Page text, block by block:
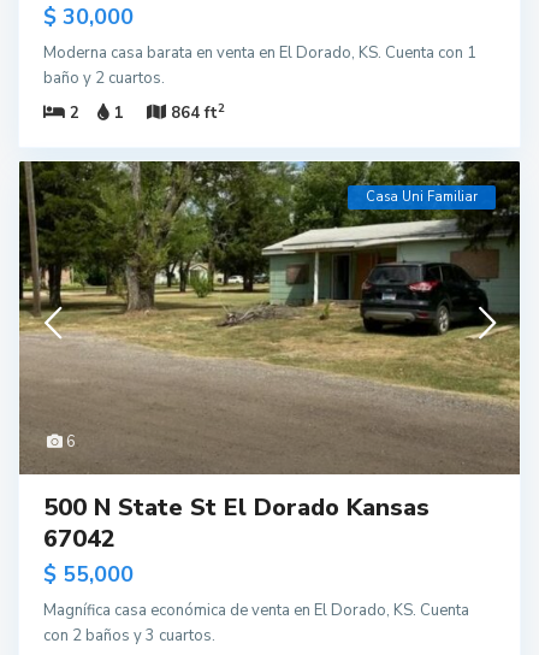
$ 30,000
Moderna casa barata en venta en El Dorado, KS. Cuenta con 1
baño y 2 cuartos.
2
1 864 ft2
6
Casa Uni Familiar
500 N State St El Dorado Kansas
67042
$ 55,000
Magnífica casa económica de venta en El Dorado, KS. Cuenta
con 2 baños y 3 cuartos.